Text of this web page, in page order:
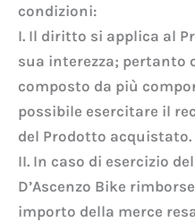
condizioni:
I. Il diritto si applica al
sua interezza; pertanto
composto da più
possibile esercitare il
del Prodotto acquistato.
II. In caso di esercizio
D’Ascenzo Bike
importo della merce